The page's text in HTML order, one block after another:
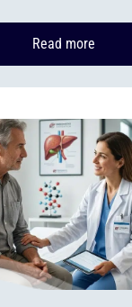
Read more